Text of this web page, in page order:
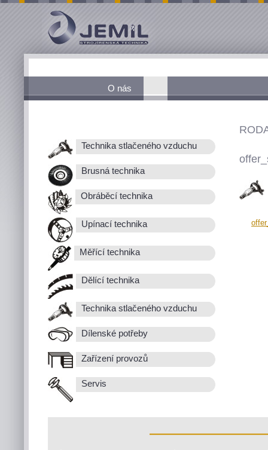
O nás
Technika stlačeného vzduchu
Brusná technika
Obráběcí technika
Upínací technika
Měřící technika
Dělící technika
Technika stlačeného vzduchu
Dílenské potřeby
Zařízení provozů
Servis